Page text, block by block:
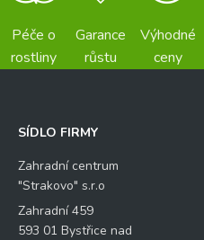
Péče o
rostliny
Garance
růstu
Výhodné
ceny
SÍDLO FIRMY
Zahradní centrum
"Strakovo" s.r.o
Zahradní 459
593 01 Bystřice nad